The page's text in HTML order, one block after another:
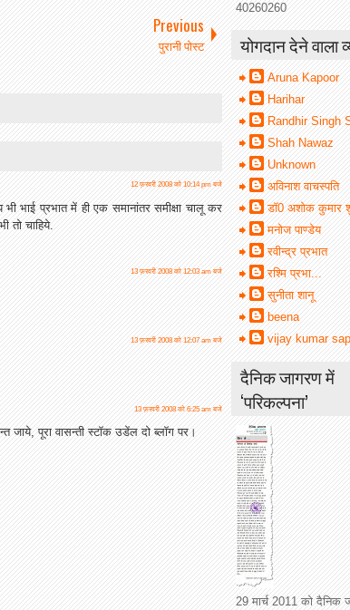
Previous
पुरानी पोस्ट
12 फ़रवरी 2008 को 10:14 pm बजे
भाई प्रभात में ही एक समानांतर समीक्षा चालू कर
तो चाहिये.
13 फ़रवरी 2008 को 12:03 am बजे
13 फ़रवरी 2008 को 12:07 am बजे
13 फ़रवरी 2008 को 6:25 am बजे
जाये, पूरा वासन्ती स्टॉक उडेंल दो ब्लॉग पर।
40260260
योगदान देने वाला
Aruna Kapoor
Harihar
Randhir Singh
Shah Nawaz
Unknown
अविनाश वाचस्पति
डॉ0 अशोक कुमार
मनोज पाण्डेय
रवीन्द्र प्रभात
रश्मि प्रभा...
सुनीता शानू
beena
vijay kumar
दैनिक जागरण में
‘परिकल्पना’
29 मार्च 2011 को दैनिक